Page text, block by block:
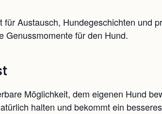
Austausch, Hundegeschichten und
Genussmomente für den Hund.
Möglichkeit, dem eigenen Hund
halten und bekommt ein